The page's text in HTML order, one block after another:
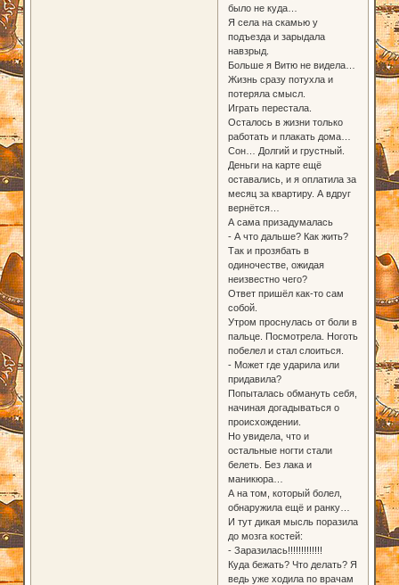
было не куда…
Я села на скамью у
подъезда и зарыдала
навзрыд.
Больше я Витю не видела…
Жизнь сразу потухла и
потеряла смысл.
Играть перестала.
Осталось в жизни только
работать и плакать дома…
Сон… Долгий и грустный.
Деньги на карте ещё
оставались, и я оплатила за
месяц за квартиру. А вдруг
вернётся…
А сама призадумалась
- А что дальше? Как жить?
Так и прозябать в
одиночестве, ожидая
неизвестно чего?
Ответ пришёл как-то сам
собой.
Утром проснулась от боли в
пальце. Посмотрела. Ноготь
побелел и стал слоиться.
- Может где ударила или
придавила?
Попыталась обмануть себя,
начиная догадываться о
происхождении.
Но увидела, что и
остальные ногти стали
белеть. Без лака и
маникюра…
А на том, который болел,
обнаружила ещё и ранку…
И тут дикая мысль поразила
до мозга костей:
- Заразилась!!!!!!!!!!!!!
Куда бежать? Что делать? Я
ведь уже ходила по врачам